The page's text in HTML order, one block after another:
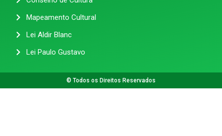
Mapeamento Cultural
Lei Aldir Blanc
Lei Paulo Gustavo
© Todos os Direitos Reservados